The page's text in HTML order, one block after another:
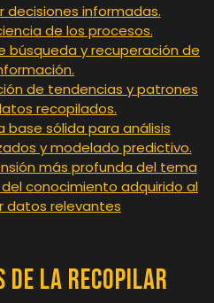
decisiones informadas.
de los procesos.
búsqueda y recuperación de
de tendencias y patrones
recopilados.
base sólida para análisis
y modelado predictivo.
más profunda del tema
conocimiento adquirido al
datos relevantes
de la recopilar